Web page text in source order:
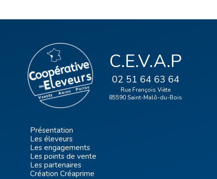
C.E.V.A.P
02 51 64 63 64
Rue François Viète
85590 Saint-Malô-du-Bois
Présentation
Les éleveurs
Les engagements
Les points de vente
Les partenaires
Création Créaprime